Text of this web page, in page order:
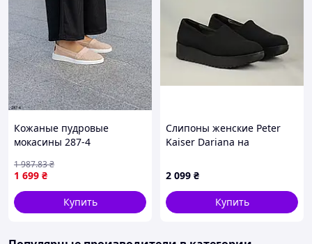
Кожаные пудровые
мокасины 287-4
1 699 ₴
1 987.83₴
Купить
Слипоны женские Peter
Kaiser Dariana на
лоферы мокасины туфли
обуви Оригинал 38-39 р/25
см
2 099 ₴
Купить